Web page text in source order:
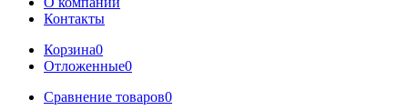
Контакты
Корзина0
Отложенные0
Сравнение товаров0